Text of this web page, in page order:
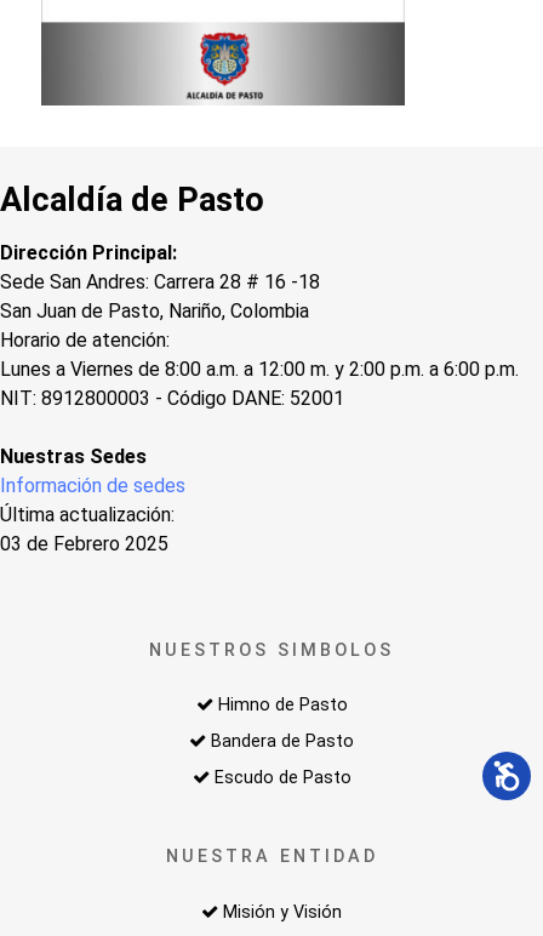
Alcaldía de Pasto
Dirección Principal:
Sede San Andres: Carrera 28 # 16 -18
San Juan de Pasto, Nariño, Colombia
Horario de atención:
Lunes a Viernes de 8:00 a.m. a 12:00 m. y 2:00 p.m. a 6:00 p.m.
NIT: 8912800003 - Código DANE: 52001
Nuestras Sedes
Información de sedes
Última actualización:
03 de Febrero 2025
NUESTROS SIMBOLOS
Himno de Pasto
Bandera de Pasto
Escudo de Pasto
NUESTRA ENTIDAD
Misión y Visión